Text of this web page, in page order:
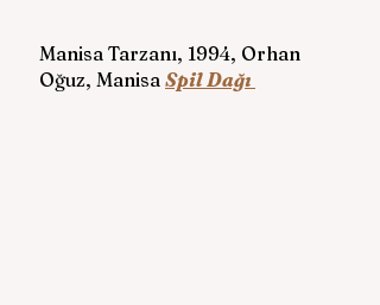
Manisa Tarzanı, 1994, Orhan
Oğuz, Manisa Spil Dağı